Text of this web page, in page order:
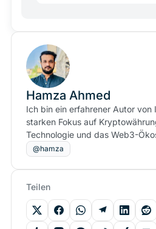
Hamza Ahmed
Ich bin ein erfahrener Autor von
starken Fokus auf
Technologie und das Web3-
@hamza
Teilen